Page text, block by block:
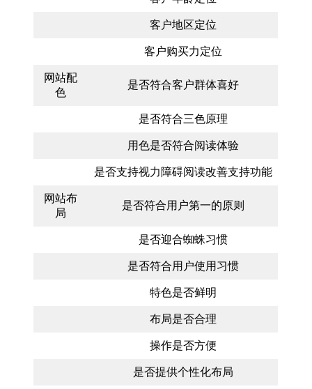
客户地区定位
客户购买力定位
网站配
色
是否符合客户群体喜好
是否符合三色原理
用色是否符合阅读体验
是否支持视力障碍阅读改善支持功能
网站布
局
是否符合用户第一的原则
是否迎合蜘蛛习惯
是否符合用户使用习惯
特色是否鲜明
布局是否合理
操作是否方便
是否提供个性化布局